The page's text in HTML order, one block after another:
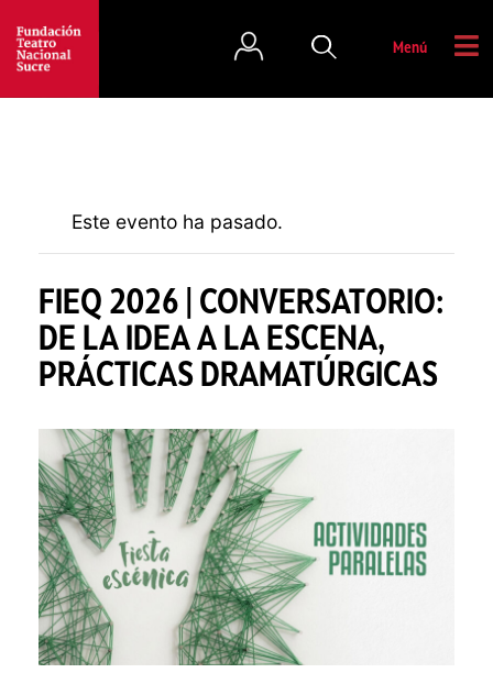
Menú
Este evento ha pasado.
FIEQ 2026 | CONVERSATORIO:
DE LA IDEA A LA ESCENA,
PRÁCTICAS DRAMATÚRGICAS